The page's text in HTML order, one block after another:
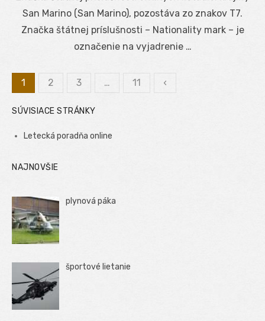
San Marino (San Marino), pozostáva zo znakov T7.
Značka štátnej príslušnosti – Nationality mark – je
označenie na vyjadrenie …
Stránkovanie
príspevkov
1 2 3 … 11 ‹
SÚVISIACE STRÁNKY
Letecká poradňa online
NAJNOVŠIE
plynová páka
športové lietanie